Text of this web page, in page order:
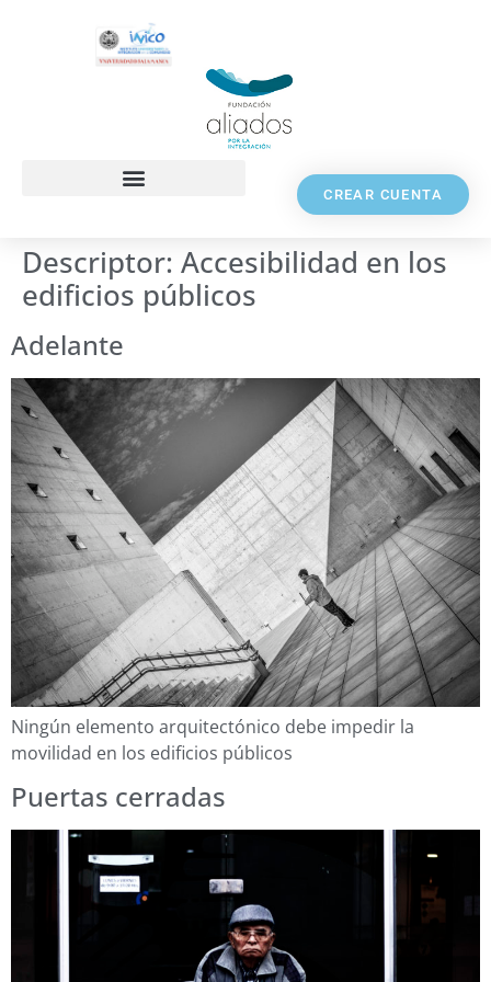
CREAR CUENTA
Descriptor: Accesibilidad en los
edificios públicos
Adelante
Ningún elemento arquitectónico debe impedir la
movilidad en los edificios públicos
Puertas cerradas